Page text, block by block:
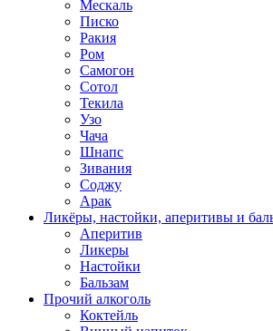
Мескаль
Писко
Ракия
Ром
Самогон
Сотол
Текила
Узо
Чача
Шнапс
Зивания
Соджу
Арак
Ликёры, настойки, аперитивы и
Аперитив
Ликеры
Настойки
Бальзам
Прочий алкоголь
Коктейль